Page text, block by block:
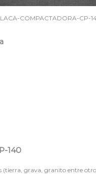
COMPACTADORA-CP-
140
grava, granito entre